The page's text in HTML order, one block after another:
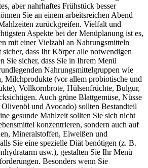
aber nahrhaftes Frühstück besser
Sie an einem arbeitsreichen Abend
zurückgreifen. Vielfalt und
Aspekte bei der Menüplanung ist es,
mit einer Vielzahl an Nahrungsmitteln
sicher, dass Ihr Körper alle notwendigen
Sie sicher, dass Sie in Ihrem Menü
Nahrungsmittelgruppen wie
Milchprodukte (vor allem probiotische und
Vollkornbrote, Hülsenfrüchte, Bulgur,
Auch grüne Blattgemüse, Nüsse
und Avocado) sollten Bestandteil
gesunde Mahlzeit sollten Sie sich nicht
konzentrieren, sondern auch auf
Mineralstoffen, Eiweißen und
Sie eine spezielle Diät benötigen (z. B.
usw.), gestalten Sie Ihr Menü
Besonders wenn Sie